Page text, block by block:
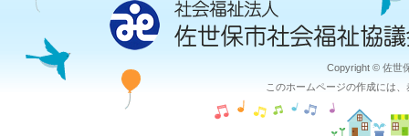
Copyright © 佐世
このホームページの作成には